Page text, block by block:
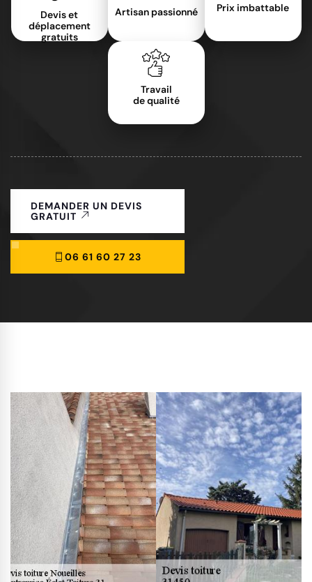
Devis et
déplacement
gratuits
Artisan passionné Prix imbattable
Travail
de qualité
DEMANDER UN DEVIS
GRATUIT
06 61 60 27 23